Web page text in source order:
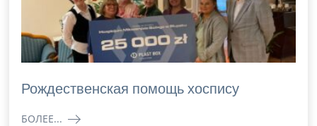
Рождественская помощь хоспису
БОЛЕЕ...